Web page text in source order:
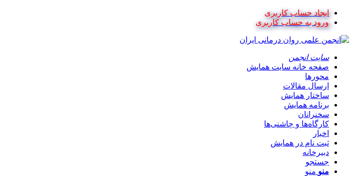
ایجاد حساب کاربری
ورود به حساب کاربری
سایت انجمن
صفحه خانه سایت همایش
محورها
ارسال مقالات
ساختار همایش
برنامه همایش
سخنرانان
کارگاه‌ها و چاشنی‌ها
اخبار
ثبت نام در همایش
دبیرخانه
جستجو
منو منو